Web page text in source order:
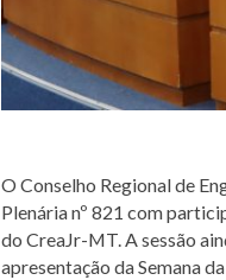
O Conselho Regional de
Plenária nº 821 com
do CreaJr-MT. A sessão
apresentação da Semana